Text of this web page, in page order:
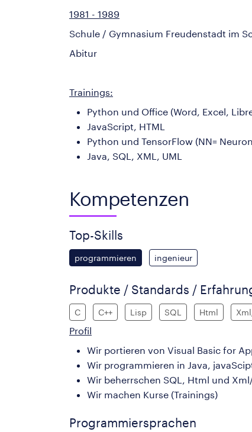
1981 - 1989
Schule / Gymnasium Freudenstadt im
Abitur
Trainings:
Python und Office (Word, Excel,
JavaScript, HTML
Python und TensorFlow (NN=
Java, SQL, XML, UML
Kompetenzen
Top-Skills
programmieren ingenieur
Produkte / Standards /
C C++ Lisp SQL Html
Profil
Wir portieren von Visual Basic for
Wir programmieren in Java,
Wir beherrschen SQL, Html und
Wir machen Kurse (Trainings)
Programmiersprachen